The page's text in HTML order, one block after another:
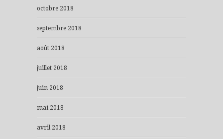
octobre 2018
septembre 2018
août 2018
juillet 2018
juin 2018
mai 2018
avril 2018